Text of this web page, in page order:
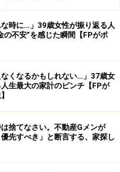
転をスタートするには、事
やルールを考慮して、法整
ダメです。
やらで、手続きに非常に長
一声でどんどん進めていけ
を考えると、民主国家であ
てるかは正直わからないと
な時に…」39歳女性が振り返る人
の不安”を感じた瞬間【FPがポ
なくなるかもしれない…」37歳女
生最大の家計のピンチ【FPが
捨てなさい。不動産Gメンが
優先すべき」と断言する、家探し